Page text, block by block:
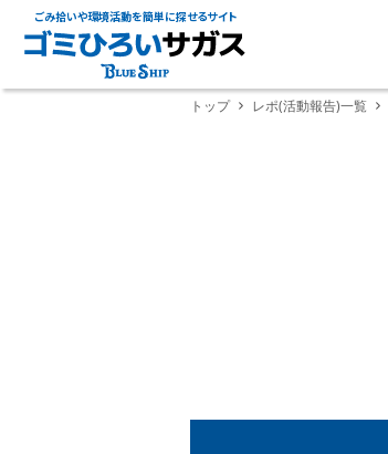
ごみ拾いや環境活動を簡単に探せるサイト
トップ レポ(活動報告)一覧